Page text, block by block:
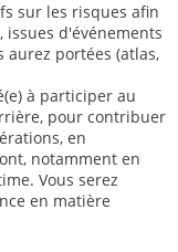
sur les risques afin
d'événements
aurez portées (atlas,
à participer au
pour contribuer
en
notamment en
Vous serez
en matière